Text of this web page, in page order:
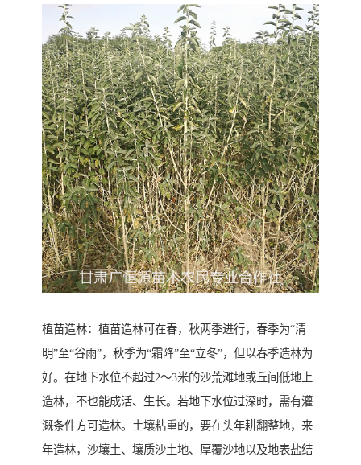
植苗造林：植苗造林可在春，秋两季进行，春季为“清
明”至“谷雨”，秋季为“霜降”至“立冬”，但以春季造林为
好。在地下水位不超过2～3米的沙荒滩地或丘间低地上
造林，不也能成活、生长。若地下水位过深时，需有灌
溉条件方可造林。土壤粘重的，要在头年耕翻整地，来
年造林，沙壤土、壤质沙土地、厚覆沙地以及地表盐结